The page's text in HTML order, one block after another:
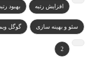
افزایش رتبه بهبود
سئو و بهینه سازی گوگل
2